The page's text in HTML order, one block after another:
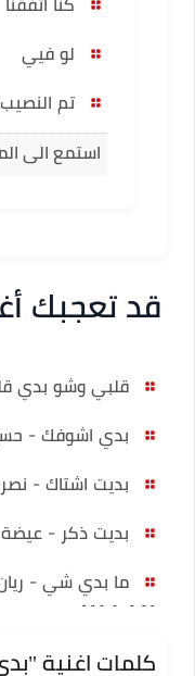
لو فيي
تم النصيب
استمع الى
قد تعجبك
قلبي وشو بدي
بدي اشوفك -
بديت اشتاك -
بديت ذكر - عيضة
ما بدي شي - ريان -
3:32 دقيقة ]
كلمات اغنية